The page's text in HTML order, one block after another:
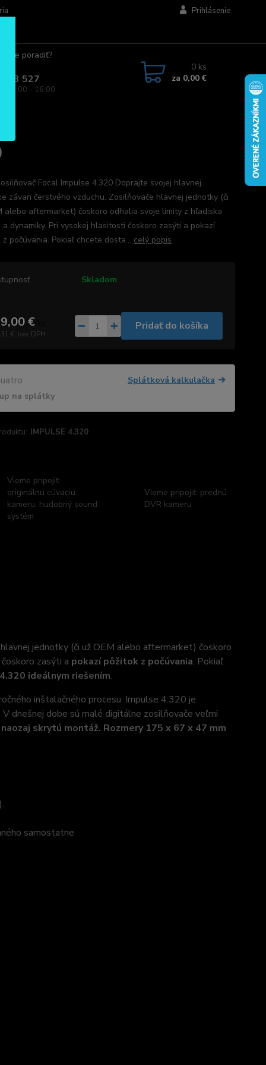
Prihlásenie
poradiť?
963 527
08:00 - 16:00
0 ks
za 0,00 €
Focal Impulse 4.320 Doprajte svojej hlavnej
závan čerstvého vzduchu. Zosilňovače hlavnej jednotky (či
alebo aftermarket) čoskoro odhalia svoje limity z hľadiska
a dynamiky. Pri vysokej hlasitosti čoskoro zasýti a pokazí
z počúvania. Pokiaľ chcete dosta... celý popis
Skladom
€/
€ bez DPH
Pridať do košíka
Splátková kalkulačka
na splátky
IMPULSE 4.320
Vieme pripojiť:
originálnu cúvaciu
kameru, hudobný sound
systém
Vieme pripojiť: prednú
DVR kameru
jednotky (či už OEM alebo aftermarket) čoskoro
zasýti a pokazí pôžitok z počúvania. Pokiaľ
4.320 ideálnym riešením.
inštalačného procesu. Impulse 4.320 je
V dnešnej dobe sú malé digitálne zosilňovače veľmi
skrytú montáž. Rozmery 175 x 67 x 47 mm
samostatne